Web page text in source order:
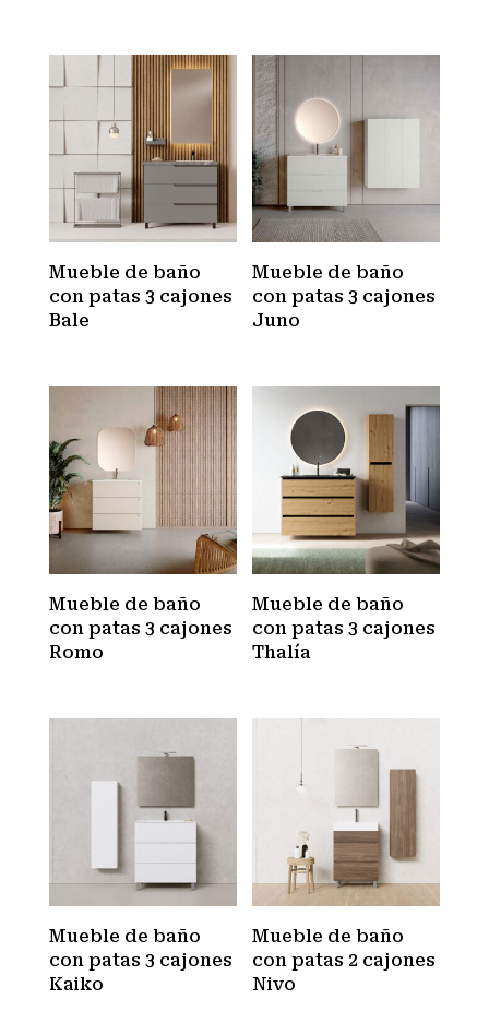
Mueble de baño
con patas 3 cajones
Bale
Mueble de baño
con patas 3 cajones
Juno
Mueble de baño
con patas 3 cajones
Romo
Mueble de baño
con patas 3 cajones
Thalía
Mueble de baño
con patas 3 cajones
Kaiko
Mueble de baño
con patas 2 cajones
Nivo